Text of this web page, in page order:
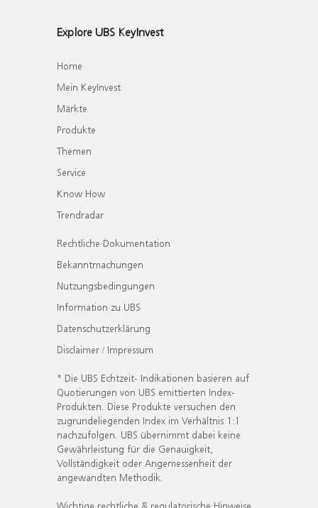
Explore UBS KeyInvest
Home
Mein KeyInvest
Märkte
Produkte
Themen
Service
Know How
Trendradar
Rechtliche Dokumentation
Bekanntmachungen
Nutzungsbedingungen
Information zu UBS
Datenschutzerklärung
Disclaimer / Impressum
* Die UBS Echtzeit- Indikationen basieren auf
Quotierungen von UBS emittierten Index-
Produkten. Diese Produkte versuchen den
zugrundeliegenden Index im Verhältnis 1:1
nachzufolgen. UBS übernimmt dabei keine
Gewährleistung für die Genauigkeit,
Vollständigkeit oder Angemessenheit der
angewandten Methodik.